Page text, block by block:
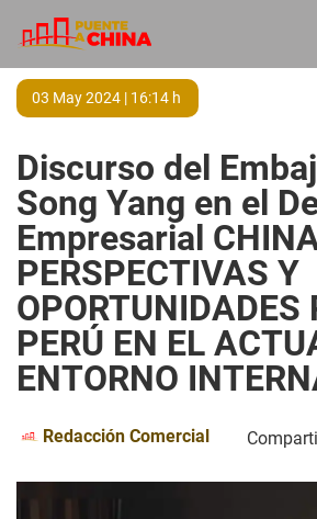
03 May 2024 | 16:14 h
Discurso del
Song Yang en el
Empresarial
PERSPECTIVAS Y
OPORTUNIDADES
PERÚ EN EL
ENTORNO
Redacción Comercial